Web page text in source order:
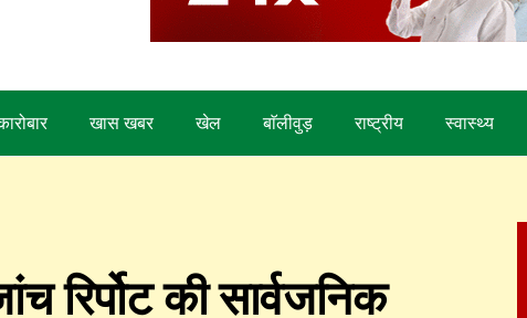
खास खबर खेल बाॅलीवुड़ राष्ट्रीय स्वास्थ्य
रिर्पोट की सार्वजनिक